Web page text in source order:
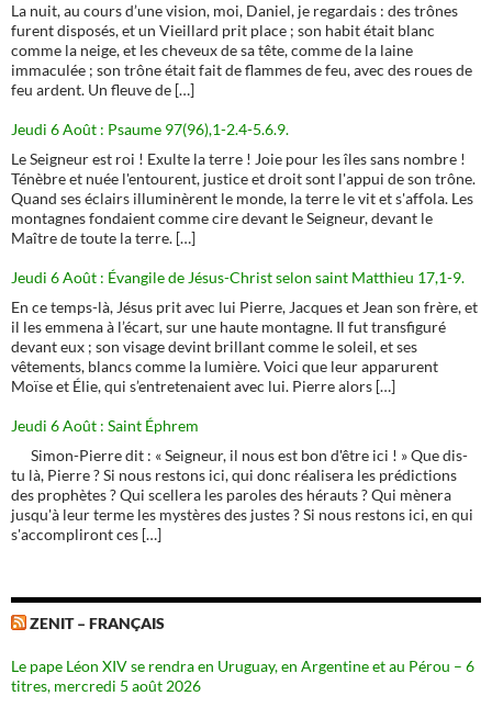
La nuit, au cours d’une vision, moi, Daniel, je regardais : des trônes
furent disposés, et un Vieillard prit place ; son habit était blanc
comme la neige, et les cheveux de sa tête, comme de la laine
immaculée ; son trône était fait de flammes de feu, avec des roues de
feu ardent. Un fleuve de […]
Jeudi 6 Août : Psaume 97(96),1-2.4-5.6.9.
Le Seigneur est roi ! Exulte la terre ! Joie pour les îles sans nombre !
Ténèbre et nuée l'entourent, justice et droit sont l'appui de son trône.
Quand ses éclairs illuminèrent le monde, la terre le vit et s'affola. Les
montagnes fondaient comme cire devant le Seigneur, devant le
Maître de toute la terre. […]
Jeudi 6 Août : Évangile de Jésus-Christ selon saint Matthieu 17,1-9.
En ce temps-là, Jésus prit avec lui Pierre, Jacques et Jean son frère, et
il les emmena à l’écart, sur une haute montagne. Il fut transfiguré
devant eux ; son visage devint brillant comme le soleil, et ses
vêtements, blancs comme la lumière. Voici que leur apparurent
Moïse et Élie, qui s’entretenaient avec lui. Pierre alors […]
Jeudi 6 Août : Saint Éphrem
Simon-Pierre dit : « Seigneur, il nous est bon d'être ici ! » Que dis-
tu là, Pierre ? Si nous restons ici, qui donc réalisera les prédictions
des prophètes ? Qui scellera les paroles des hérauts ? Qui mènera
jusqu'à leur terme les mystères des justes ? Si nous restons ici, en qui
s'accompliront ces […]
ZENIT – FRANÇAIS
Le pape Léon XIV se rendra en Uruguay, en Argentine et au Pérou – 6
titres, mercredi 5 août 2026